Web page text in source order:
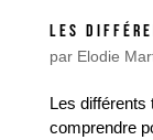
LES
par Elodie
Les différents
comprendre